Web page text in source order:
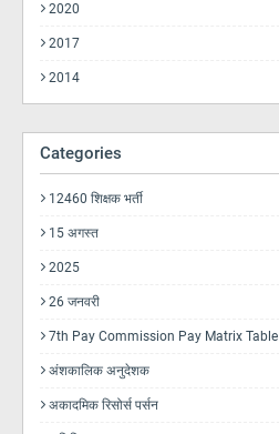
2020
2017
2014
Categories
12460 शिक्षक भर्ती
15 अगस्त
2025
26 जनवरी
7th Pay Commission Pay Matrix Table
अंशकालिक अनुदेशक
अकादमिक रिसोर्स पर्सन